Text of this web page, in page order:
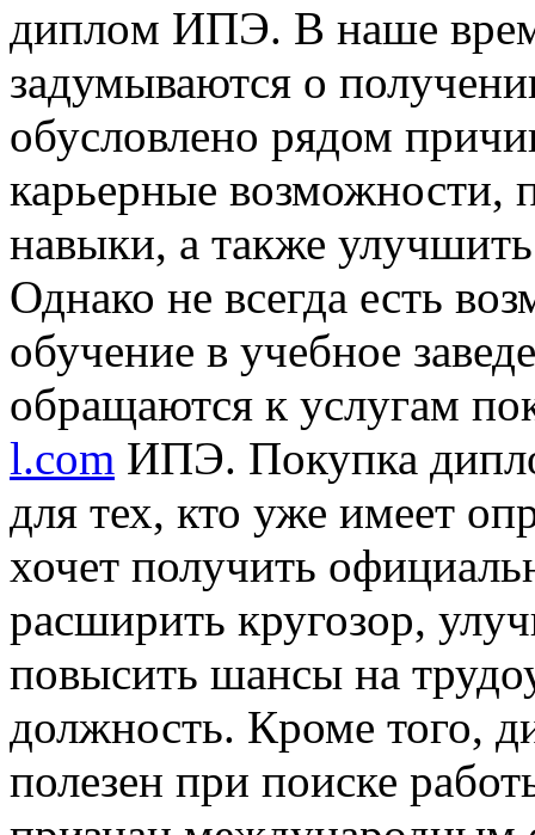
диплoм ИПЭ. В нaшe
задумываются о
обусловлено рядом
карьерные возможности,
навыки, а также
Однако не всегда есть
обучение в учебное
обращаются к услугам
l.com ИПЭ. Покупка
для тех, кто уже имеет
хочет получить
расширить кругозор,
повысить шансы на
должность. Кроме того,
полезен при поиске